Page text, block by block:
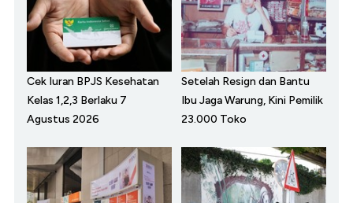
Cek Iuran BPJS Kesehatan
Kelas 1,2,3 Berlaku 7
Agustus 2026
Setelah Resign dan Bantu
Ibu Jaga Warung, Kini Pemilik
23.000 Toko